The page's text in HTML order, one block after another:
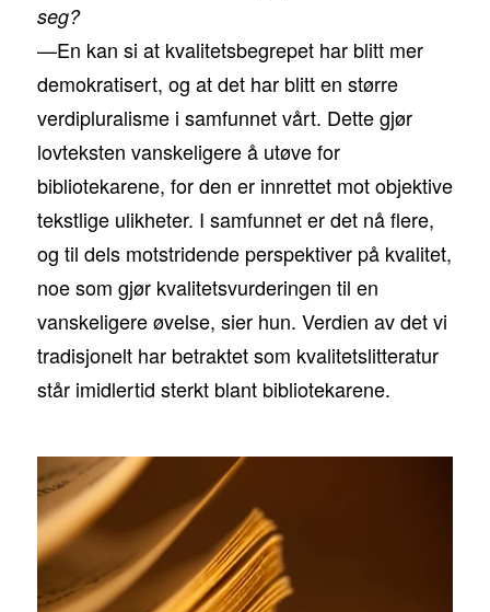
seg?
—En kan si at kvalitetsbegrepet har blitt mer
demokratisert, og at det har blitt en større
verdipluralisme i samfunnet vårt. Dette gjør
lovteksten vanskeligere å utøve for
bibliotekarene, for den er innrettet mot objektive
tekstlige ulikheter. I samfunnet er det nå flere,
og til dels motstridende perspektiver på kvalitet,
noe som gjør kvalitetsvurderingen til en
vanskeligere øvelse, sier hun. Verdien av det vi
tradisjonelt har betraktet som kvalitetslitteratur
står imidlertid sterkt blant bibliotekarene.